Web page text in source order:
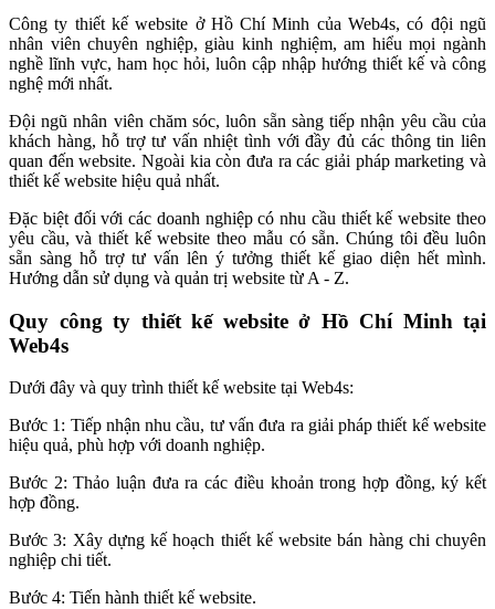
Công ty thiết kế website ở Hồ Chí Minh của Web4s, có đội ngũ
nhân viên chuyên nghiệp, giàu kinh nghiệm, am hiểu mọi ngành
nghề lĩnh vực, ham học hỏi, luôn cập nhập hướng thiết kế và công
nghệ mới nhất.
Đội ngũ nhân viên chăm sóc, luôn sẵn sàng tiếp nhận yêu cầu của
khách hàng, hỗ trợ tư vấn nhiệt tình với đầy đủ các thông tin liên
quan đến website. Ngoài kia còn đưa ra các giải pháp marketing và
thiết kế website hiệu quả nhất.
Đặc biệt đối với các doanh nghiệp có nhu cầu thiết kế website theo
yêu cầu, và thiết kế website theo mẫu có sẵn. Chúng tôi đều luôn
sẵn sàng hỗ trợ tư vấn lên ý tưởng thiết kế giao diện hết mình.
Hướng dẫn sử dụng và quản trị website từ A - Z.
Quy công ty thiết kế website ở Hồ Chí Minh tại
Web4s
Dưới đây và quy trình thiết kế website tại Web4s:
Bước 1: Tiếp nhận nhu cầu, tư vấn đưa ra giải pháp thiết kế website
hiệu quả, phù hợp với doanh nghiệp.
Bước 2: Thảo luận đưa ra các điều khoản trong hợp đồng, ký kết
hợp đồng.
Bước 3: Xây dựng kế hoạch thiết kế website bán hàng chi chuyên
nghiệp chi tiết.
Bước 4: Tiến hành thiết kế website.